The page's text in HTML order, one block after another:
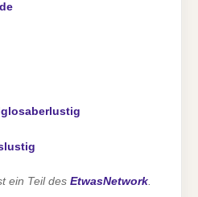
ein Teil des EtwasNetwork.